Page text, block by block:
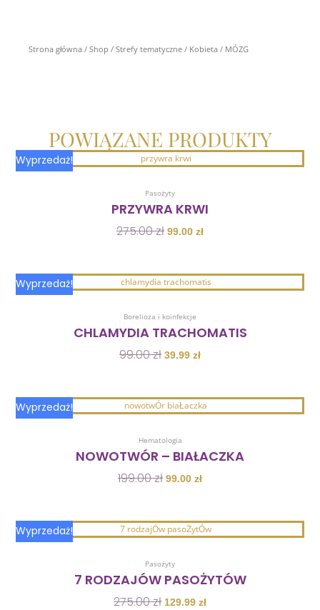
Strona główna / Shop / Strefy tematyczne / Kobieta / MÓZG
POWIĄZANE PRODUKTY
Wyprzedaż!
Pasożyty
PRZYWRA KRWI
275.00zł
Pierwotna
cena
275.00 zł.
99.00 zł
Aktualna
cena
99.00 zł.
Wyprzedaż!
Borelioza i koinfekcje
CHLAMYDIA TRACHOMATIS
99.00zł
Pierwotna
cena
99.00 zł.
39.99 zł
Aktualna
cena
39.99 zł.
Wyprzedaż!
Hematologia
NOWOTWÓR – BIAŁACZKA
199.00zł
Pierwotna
cena
199.00 zł.
99.00 zł
Aktualna
cena
99.00 zł.
Wyprzedaż!
Pasożyty
7 RODZAJÓW PASOŻYTÓW
275.00zł
Pierwotna
cena
275.00 zł.
129.99 zł
Aktualna
cena
129.99 zł.